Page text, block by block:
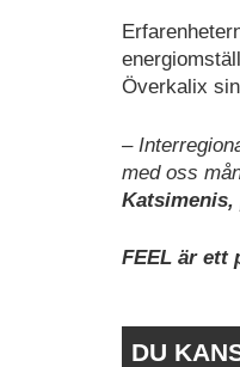
Överkalix
–
med oss
Katsimenis,
FEEL är ett
DU